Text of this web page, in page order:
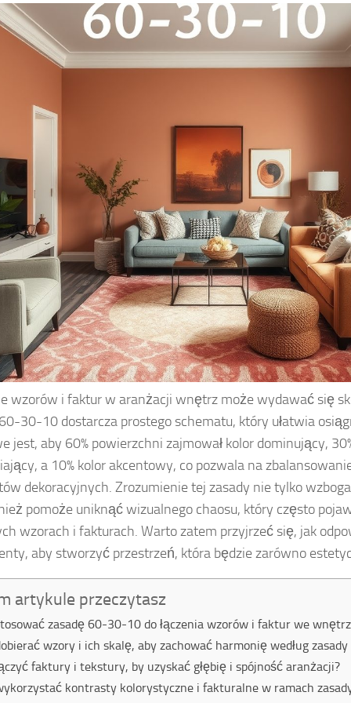
wzorów i faktur w aranżacji wnętrz może wydawać się
30-10 dostarcza prostego schematu, który ułatwia
jest, aby 60% powierzchni zajmował kolor dominujący,
a 10% kolor akcentowy, co pozwala na
dekoracyjnych. Zrozumienie tej zasady nie tylko
pomoże uniknąć wizualnego chaosu, który często
wzorach i fakturach. Warto zatem przyjrzeć się, jak
aby stworzyć przestrzeń, która będzie zarówno
artykule przeczytasz
zasadę 60-30-10 do łączenia wzorów i faktur we
wzory i ich skalę, aby zachować harmonię według
faktury i tekstury, by uzyskać głębię i spójność aranżacji?
kontrasty kolorystyczne i fakturalne w ramach